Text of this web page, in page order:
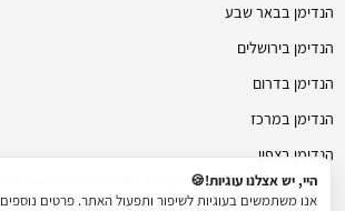
הנדימן בבאר שבע
הנדימן בירושלים
הנדימן בדרום
הנדימן במרכז
הנדימן בצפון
hmanhman.co.il@gmail.com | טלפון: 077-4706236
היי, יש אצלנו עוגיות!🍪
אנו משתמשים בעוגיות לשיפור ותפעול האתר. פרטים נוספים